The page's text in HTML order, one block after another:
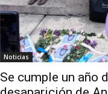
Noticias
Se cumple un año